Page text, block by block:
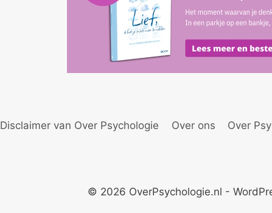
Disclaimer van Over Psychologie Over ons Over
© 2026 OverPsychologie.nl -